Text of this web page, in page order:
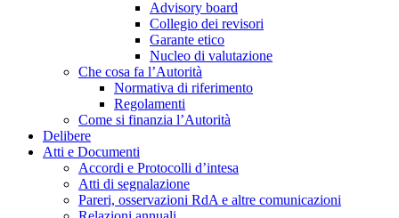
Advisory board
Collegio dei revisori
Garante etico
Nucleo di valutazione
Che cosa fa l’Autorità
Normativa di riferimento
Regolamenti
Come si finanzia l’Autorità
Delibere
Atti e Documenti
Accordi e Protocolli d’intesa
Atti di segnalazione
Pareri, osservazioni RdA e altre comunicazioni